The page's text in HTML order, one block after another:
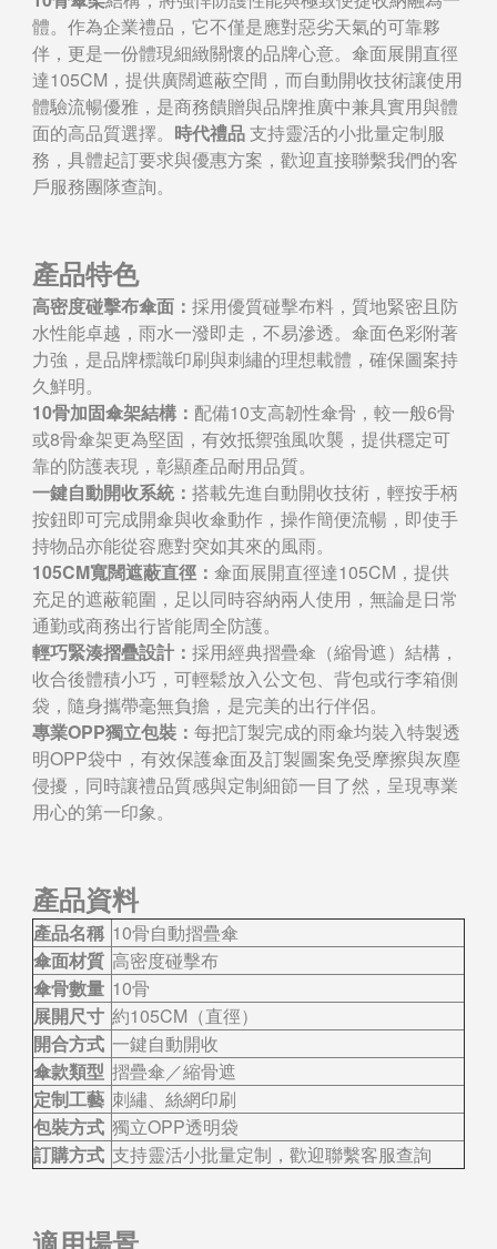
體。作為企業禮品，它不僅是應對惡劣天氣的可靠夥
伴，更是一份體現細緻關懷的品牌心意。傘面展開直徑
達105CM，提供廣闊遮蔽空間，而自動開收技術讓使用
體驗流暢優雅，是商務饋贈與品牌推廣中兼具實用與體
面的高品質選擇。 時代禮品支持靈活的小批量定制服
務，具體起訂要求與優惠方案，歡迎直接聯繫我們的客
戶服務團隊查詢。
產品特色
高密度碰擊布傘面： 採用優質碰擊布料，質地緊密且防
水性能卓越，雨水一潑即走，不易滲透。傘面色彩附著
力強，是品牌標識印刷與刺繡的理想載體，確保圖案持
久鮮明。
10骨加固傘架結構： 配備10支高韌性傘骨，較一般6骨
或8骨傘架更為堅固，有效抵禦強風吹襲，提供穩定可
靠的防護表現，彰顯產品耐用品質。
一鍵自動開收系統： 搭載先進自動開收技術，輕按手柄
按鈕即可完成開傘與收傘動作，操作簡便流暢，即使手
持物品亦能從容應對突如其來的風雨。
105CM寬闊遮蔽直徑： 傘面展開直徑達105CM，提供
充足的遮蔽範圍，足以同時容納兩人使用，無論是日常
通勤或商務出行皆能周全防護。
輕巧緊湊摺疊設計： 採用經典摺疊傘（縮骨遮）結構，
收合後體積小巧，可輕鬆放入公文包、背包或行李箱側
袋，隨身攜帶毫無負擔，是完美的出行伴侶。
專業OPP獨立包裝： 每把訂製完成的雨傘均裝入特製透
明OPP袋中，有效保護傘面及訂製圖案免受摩擦與灰塵
侵擾，同時讓禮品質感與定制細節一目了然，呈現專業
用心的第一印象。
產品資料
產品名稱 10骨自動摺疊傘
傘面材質 高密度碰擊布
傘骨數量 10骨
展開尺寸 約105CM（直徑）
開合方式 一鍵自動開收
傘款類型 摺疊傘／縮骨遮
定制工藝 刺繡、絲網印刷
包裝方式 獨立OPP透明袋
訂購方式 支持靈活小批量定制，歡迎聯繫客服查詢